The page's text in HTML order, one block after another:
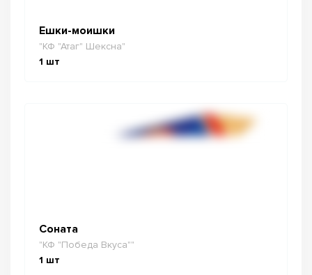
Ешки-моишки
"КФ "Атаг" Шексна"
1 шт
Соната
"КФ "Победа Вкуса""
1 шт